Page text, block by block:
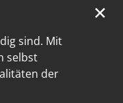
sind. Mit
selbst
der
✕